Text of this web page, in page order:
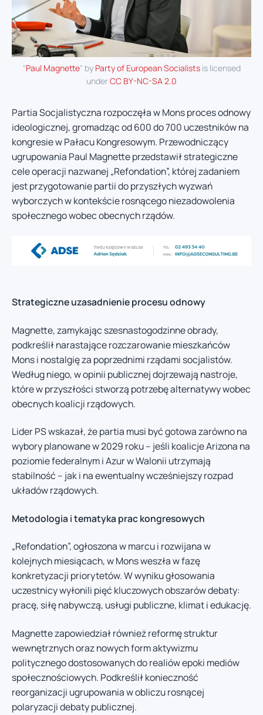
"Paul Magnette" by Party of European Socialistsis licensed
underCC BY-NC-SA 2.0
Partia Socjalistyczna rozpoczęła w Mons proces odnowy
ideologicznej, gromadząc od 600 do 700 uczestników na
kongresie w Pałacu Kongresowym. Przewodniczący
ugrupowania Paul Magnette przedstawił strategiczne
cele operacji nazwanej „Refondation”, której zadaniem
jest przygotowanie partii do przyszłych wyzwań
wyborczych w kontekście rosnącego niezadowolenia
społecznego wobec obecnych rządów.
Strategiczne uzasadnienie procesu odnowy
Magnette, zamykając szesnastogodzinne obrady,
podkreślił narastające rozczarowanie mieszkańców
Mons i nostalgię za poprzednimi rządami socjalistów.
Według niego, w opinii publicznej dojrzewają nastroje,
które w przyszłości stworzą potrzebę alternatywy wobec
obecnych koalicji rządowych.
Lider PS wskazał, że partia musi być gotowa zarówno na
wybory planowane w 2029 roku – jeśli koalicje Arizona na
poziomie federalnym i Azur w Walonii utrzymają
stabilność – jak i na ewentualny wcześniejszy rozpad
układów rządowych.
Metodologia i tematyka prac kongresowych
„Refondation”, ogłoszona w marcu i rozwijana w
kolejnych miesiącach, w Mons weszła w fazę
konkretyzacji priorytetów. W wyniku głosowania
uczestnicy wyłonili pięć kluczowych obszarów debaty:
pracę, siłę nabywczą, usługi publiczne, klimat i edukację.
Magnette zapowiedział również reformę struktur
wewnętrznych oraz nowych form aktywizmu
politycznego dostosowanych do realiów epoki mediów
społecznościowych. Podkreślił konieczność
reorganizacji ugrupowania w obliczu rosnącej
polaryzacji debaty publicznej.